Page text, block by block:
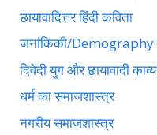
छायावादित्तर हिंदी कविता
जनांकिकी/Demography
दिवेदी युग और छायावादी काव्य
धर्म का समाजशास्त्र
नगरीय समाजशास्त्र